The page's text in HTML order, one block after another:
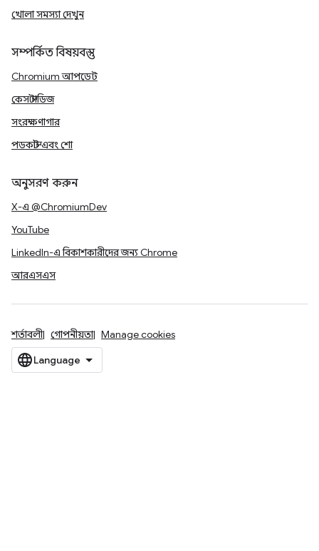
খোলা সমস্যা দেখুন
সম্পর্কিত বিষয়বস্তু
Chromium আপডেট
কেস স্টাডিজ
সংরক্ষণাগার
পডকাস্ট এবং শো
অনুসরণ করুন
X-এ @ChromiumDev
YouTube
LinkedIn-এ বিকাশকারীদের জন্য Chrome
আরএসএস
শর্তাবলী গোপনীয়তা Manage cookies